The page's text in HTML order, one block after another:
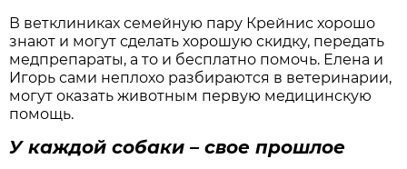
В ветклиниках семейную пару Крейнис хорошо
знают и могут сделать хорошую скидку, передать
медпрепараты, а то и бесплатно помочь. Елена и
Игорь сами неплохо разбираются в ветеринарии,
могут оказать животным первую медицинскую
помощь.
У каждой собаки – свое прошлое